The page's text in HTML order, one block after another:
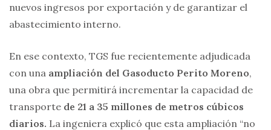
nuevos ingresos por exportación y de garantizar el
abastecimiento interno.
En ese contexto, TGS fue recientemente adjudicada
con una ampliación del Gasoducto Perito Moreno,
una obra que permitirá incrementar la capacidad de
transporte de 21 a 35 millones de metros cúbicos
diarios. La ingeniera explicó que esta ampliación “no